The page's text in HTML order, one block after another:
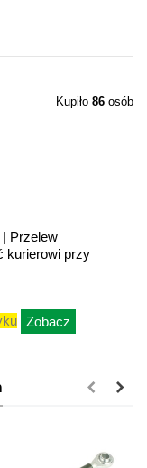
Kupiło 86 osób
| Przelew
kurierowi przy
Zobacz